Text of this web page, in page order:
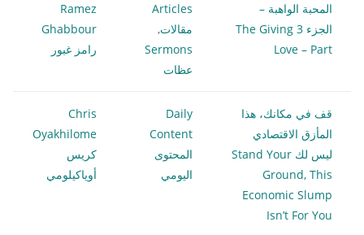
المحبة الواهبة –
الجزء 3 The Giving
Love – Part
Articles
مقالات,
Sermons
عظات
Ramez
Ghabbour
رامز غبور
قف في مكانك، هذا
المأزق الاقتصادي
ليس لك Stand Your
Ground, This
Economic Slump
Isn’t For You
Daily
Content
المحتوى
اليومي
Chris
Oyakhilome
كريس
أوياكيلومي